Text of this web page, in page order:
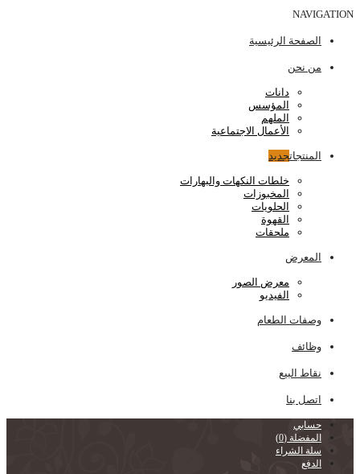
NAVIGATION
الصفحة الرئيسية
من نحن
دانات
المؤسس
الملهم
الأعمال الاجتماعية
المنتجاتجديد
خلطات النكهات والبهارات
المخبوزات
الحلويات
القهوة
ملحقات
المعرض
معرض الصور
الفيديو
وصفات الطعام
وظائف
نقاط البيع
اتصل بنا
حسابي
المفضلة (0)
سلة الشراء
الدفع